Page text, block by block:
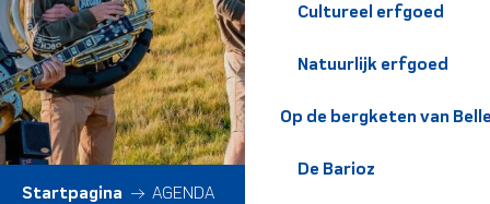
Cultureel erfgoed
Natuurlijk erfgoed
Op de bergketen van
De Barioz
Startpagina AGENDA